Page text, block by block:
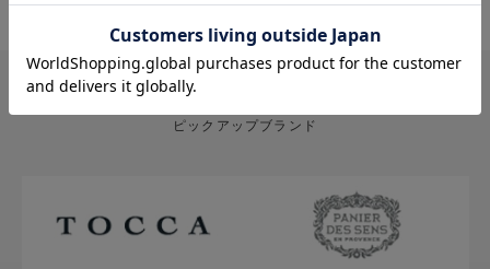
PICK UP BRAND
ピックアップブランド